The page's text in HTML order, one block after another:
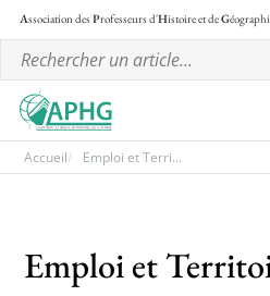
Association desProfesseurs d'Histoire et deG
Les
Accueil Emploi et Terri...
Emploi et